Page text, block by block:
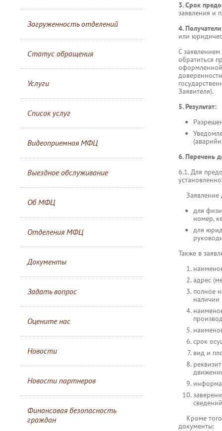
Загруженность отделений
Статус обращения
Услуги
Список услуг
Видеоприемная МФЦ
Выездное обслуживание
Об МФЦ
Отделения МФЦ
Документы
Задать вопрос
Оцените нас
Новости
Новости партнеров
Финансовая безопасность
граждан
3. Срок
заявления и
4.
или
С
обратиться
оформленной
Заявителя).
5. Результат:
6. Перечень
6.1. Для
Заявление
для
номер,
для
Также в
адрес
полное
наличии
срок
вид и
Кроме
документы: